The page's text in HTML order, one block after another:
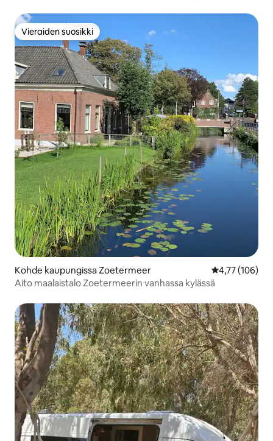
Vieraiden suosikki
Vieraiden suosikki
Kohde kaupungissa Zoetermeer
4,77 (106)
Aito maalaistalo Zoetermeerin vanhassa kylässä